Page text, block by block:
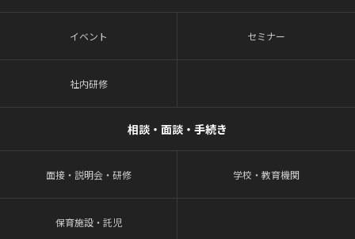
イベント セミナー
社内研修
相談・面談・手続き
面接・説明会・研修 学校・教育機関
保育施設・託児